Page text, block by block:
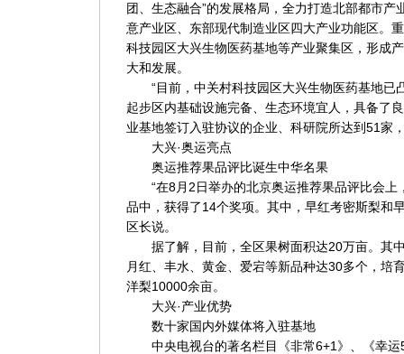
团、生态融合”的发展格局，全力打造北部都市
意产业区、东部现代制造业区四大产业功能区。
科技园区大兴生物医药基地等产业聚集区，形成
大和发展。
“目前，中关村科技园区大兴生物医药基地已
起步区内基础设施完备、生态环境宜人，具备了
业基地签订入驻协议的企业、科研院所达到51家
大兴·奥运亮点
奥运推荐果品评比诞生中华名果
“在8月2日举办的北京奥运推荐果品评比会上
品中，获得了14个奖项。其中，早红考密斯梨和
区长说。
据了解，目前，全区果树面积达20万亩。其
月红、丰水、黄金、爱宕等新品种达30多个，培
洋梨10000余亩。
大兴·产业优势
数十家国内外媒体将入驻基地
中央电视台的著名栏目《非常6+1》、《幸运